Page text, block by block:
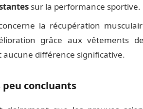
sur la performance sportive.
la récupération
grâce aux vêtements
aucune différence significative.
concluants